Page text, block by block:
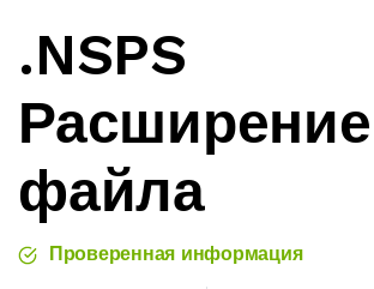
.NSPS
Расширение
файла
Проверенная информация